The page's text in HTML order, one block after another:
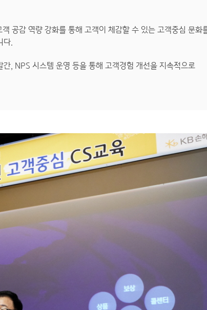
공감 역량 강화를 통해 고객이 체감할 수 있는 고객중심 문화
다.
, NPS 시스템 운영 등을 통해 고객경험 개선을 지속적으로